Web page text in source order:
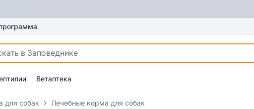
Ветаптека
для собак Лечебные корма для собак